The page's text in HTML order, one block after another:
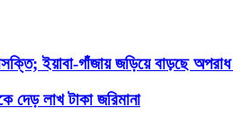
ইয়াবা-গাঁজায় জড়িয়ে বাড়ছে অপরাধ
দেড় লাখ টাকা জরিমানা